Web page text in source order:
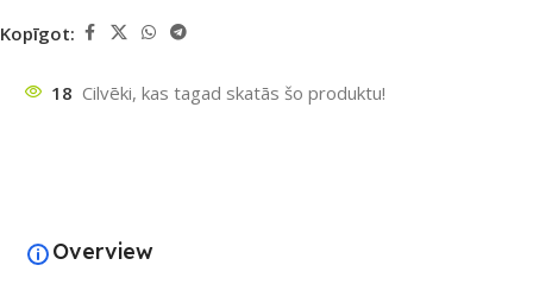
Kopīgot:
18 Cilvēki, kas tagad skatās šo produktu!
Overview